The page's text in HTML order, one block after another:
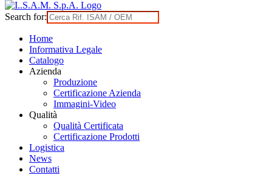
Search for:
Home
Informativa Legale
Catalogo
Azienda
Produzione
Certificazione Azienda
Immagini-Video
Qualità
Qualità Certificata
Certificazione Prodotti
Logistica
News
Contatti